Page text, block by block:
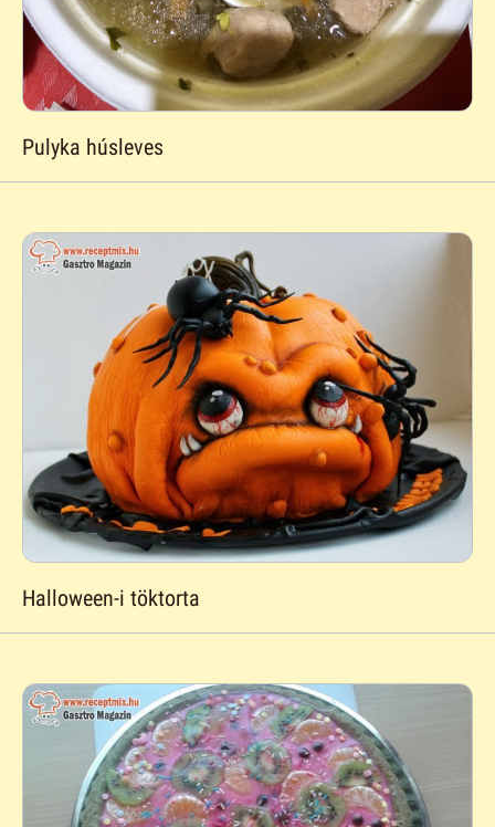
Pulyka húsleves
Halloween-i töktorta